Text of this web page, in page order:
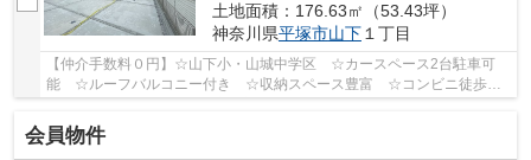
土地面積：176.63㎡（53.43坪）
神奈川県平塚市山下１丁目
【仲介手数料０円】☆山下小・山城中学区 ☆カースペース2台駐車可
能 ☆ルーフバルコニー付き ☆収納スペース豊富 ☆コンビニ徒歩圏
会員物件